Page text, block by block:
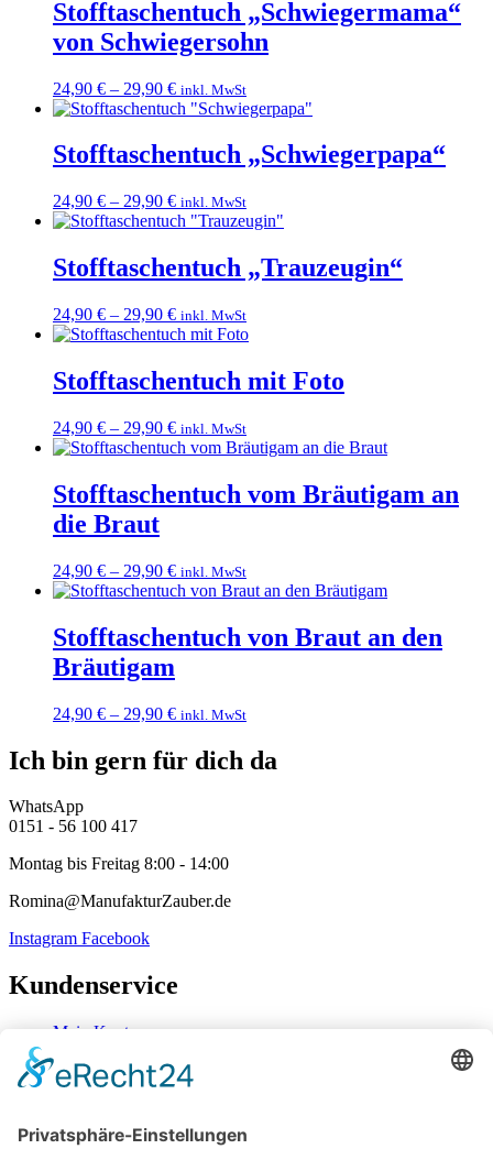
Stofftaschentuch „Schwiegermama“
von Schwiegersohn
24,90 € – 29,90 € inkl. MwSt
Stofftaschentuch „Schwiegerpapa“
24,90 € – 29,90 € inkl. MwSt
Stofftaschentuch „Trauzeugin“
24,90 € – 29,90 € inkl. MwSt
Stofftaschentuch mit Foto
24,90 € – 29,90 € inkl. MwSt
Stofftaschentuch vom Bräutigam an
die Braut
24,90 € – 29,90 € inkl. MwSt
Stofftaschentuch von Braut an den
Bräutigam
24,90 € – 29,90 € inkl. MwSt
Ich bin gern für dich da
WhatsApp
0151 - 56 100 417
Montag bis Freitag 8:00 - 14:00
Romina@ManufakturZauber.de
Instagram Facebook
Kundenservice
Mein Konto
Zahlung & Versand
Widerrufsbelehrung
Mein Konto
Kontakt